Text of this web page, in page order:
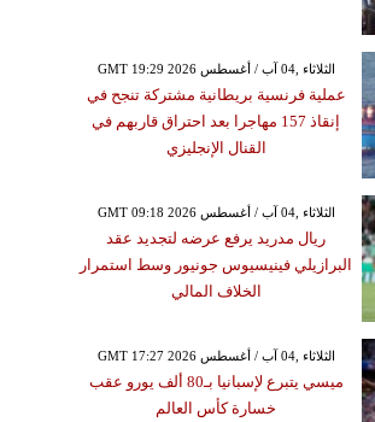
GMT 19:29 2026 الثلاثاء ,04 آب / أغسطس
عملية فرنسية بريطانية مشتركة تنجح في
إنقاذ 157 مهاجرا بعد احتراق قاربهم في
القنال الإنجليزي
GMT 09:18 2026 الثلاثاء ,04 آب / أغسطس
ريال مدريد يرفع عرضه لتجديد عقد
البرازيلي فينيسيوس جونيور وسط استمرار
الخلاف المالي
GMT 17:27 2026 الثلاثاء ,04 آب / أغسطس
ميسي يتبرع لإسبانيا بـ80 ألف يورو عقب
خسارة كأس العالم